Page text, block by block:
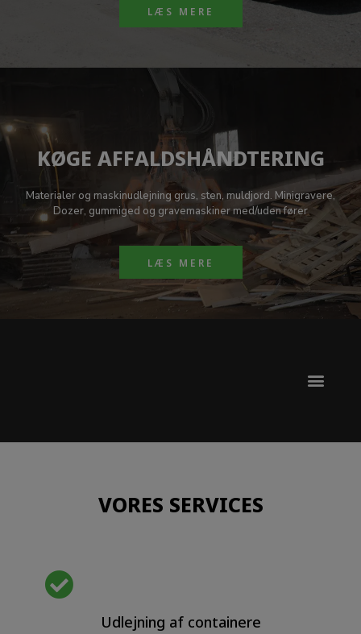
LÆS MERE
KØGE AFFALDSHÅNDTERING
Materialer og maskinudlejning grus, sten, muldjord. Minigravere,
Dozer, gummiged og gravemaskiner med/uden fører
LÆS MERE
VORES SERVICES
Udlejning af containere